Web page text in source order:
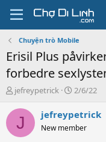
Chuyện trò Mobile
Erisil Plus
forbedre
T
r
a
jefreypetrick
N
à
y
g
2/6/22
J jefreypetrick
New member